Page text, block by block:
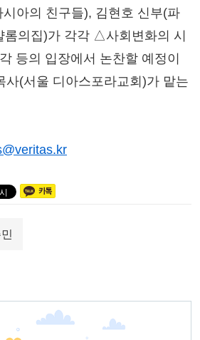
아의 친구들), 김현호 신부(파
롬의집)가 각각 △사회변화의 시
등의 입장에서 논찬할 예정이
사(서울 디아스포라교회)가 맡는